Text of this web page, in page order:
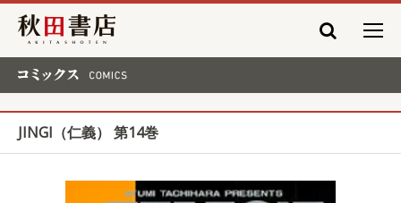
秋田書店
JINGI（仁義） 第14巻